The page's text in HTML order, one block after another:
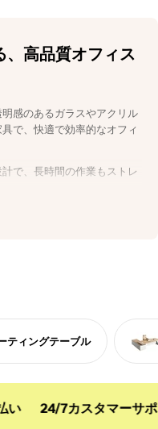
、高品質オフィス
感のあるガラスやアクリル
で、快適で効率的なオフィ
で、長時間の作業もストレ
、社員の作業効率と快適性
に入れましょう。
ティングテーブル
24/7カスタマーサポ